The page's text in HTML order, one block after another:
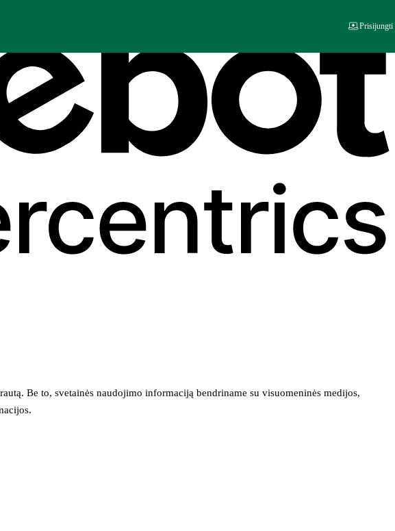
Be to, svetainės naudojimo informaciją bendriname su visuomeninės medijos,
Prisijungti